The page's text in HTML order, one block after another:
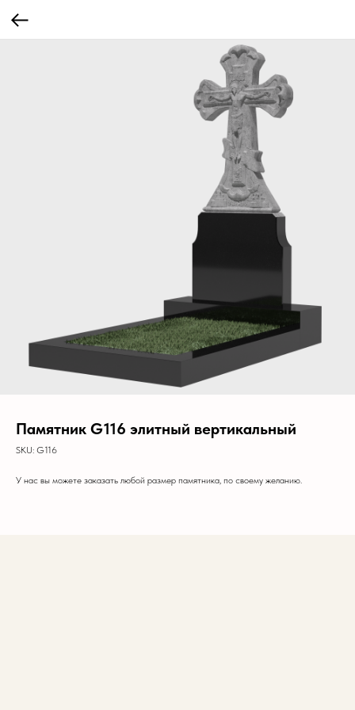
Памятник G116 элитный вертикальный
SKU: G116
У нас вы можете заказать любой размер памятника, по своему желанию.